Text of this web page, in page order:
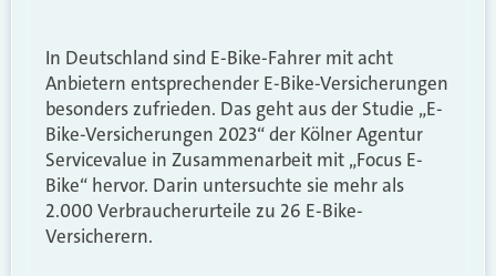
In Deutschland sind E-Bike-Fahrer mit acht
Anbietern entsprechender E-Bike-Versicherungen
besonders zufrieden. Das geht aus der Studie „E-
Bike-Versicherungen 2023“ der Kölner Agentur
Servicevalue in Zusammenarbeit mit „Focus E-
Bike“ hervor. Darin untersuchte sie mehr als
2.000 Verbraucherurteile zu 26 E-Bike-
Versicherern.